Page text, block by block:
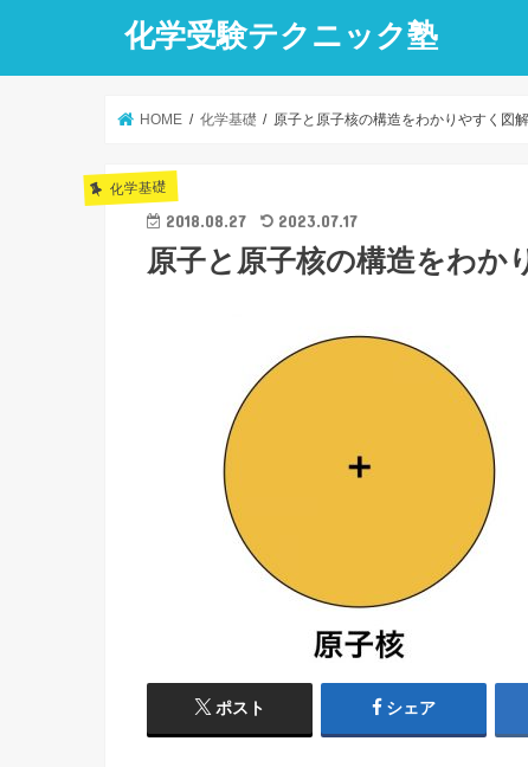
化学受験テクニック塾
HOME 化学基礎 原子と原子核の構造をわかりやすく図
化学基礎
2018.08.27 2023.07.17
原子と原子核の構造をわか
ポスト シェア